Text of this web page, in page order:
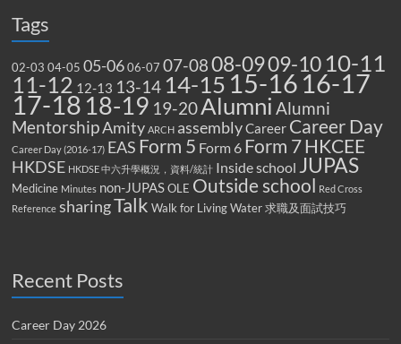
Tags
02-03 04-05 05-06 06-07 07-0808-0909-10 10-11
11-12 12-13 13-14 14-1515-1616-17
17-1818-19 19-20Alumni Alumni
MentorshipAmity ARCH assemblyCareer Career Day
Career Day (2016-17) EAS Form 5 Form 6 Form 7HKCEE
HKDSE HKDSE 中六升學概況，資料/統計 Inside school JUPAS
Medicine Minutes non-JUPAS OLE Outside school Red Cross
Reference sharingTalk Walk for Living Water 求職及面試技巧
Recent Posts
Career Day 2026